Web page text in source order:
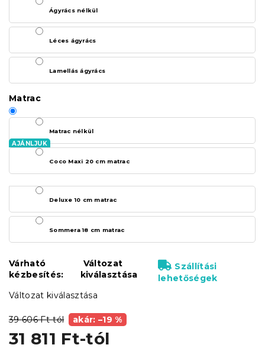
39 606 Ft-tól akár: –19 %
31 811 Ft-tól
Változat kiválasztása
Ágyrács nélkül
Léces ágyrács
Lamellás ágyrács
Matrac
Matrac nélkül
Coco Maxi 20 cm matrac
Deluxe 10 cm matrac
Sommera 18 cm matrac
Várható
kézbesítés:
Változat
kiválasztása
Szállítási
lehetőségek